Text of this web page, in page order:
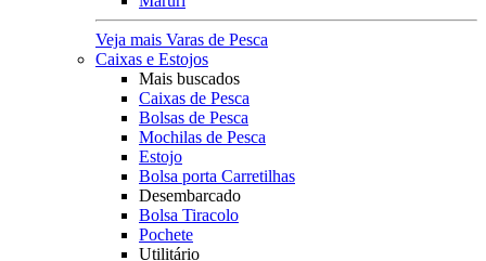
Veja mais Varas de Pesca
Caixas e Estojos
Mais buscados
Caixas de Pesca
Bolsas de Pesca
Mochilas de Pesca
Estojo
Bolsa porta Carretilhas
Desembarcado
Bolsa Tiracolo
Pochete
Utilitário